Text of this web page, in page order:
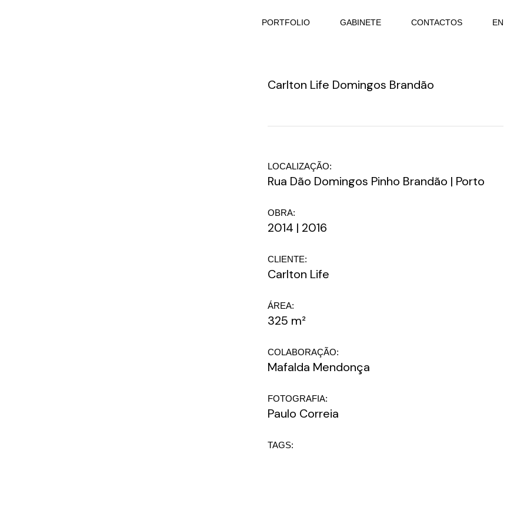
PORTFOLIO GABINETE CONTACTOS EN
Carlton Life Domingos Brandão
LOCALIZAÇÃO:
Rua Dão Domingos Pinho Brandão | Porto
OBRA:
2014 | 2016
CLIENTE:
Carlton Life
ÁREA:
325 m²
COLABORAÇÃO:
Mafalda Mendonça
FOTOGRAFIA:
Paulo Correia
TAGS: